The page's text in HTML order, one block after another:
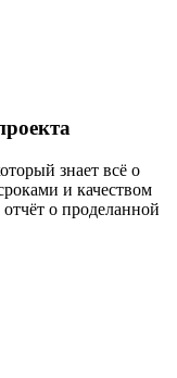
знает всё о
и качеством
о проделанной